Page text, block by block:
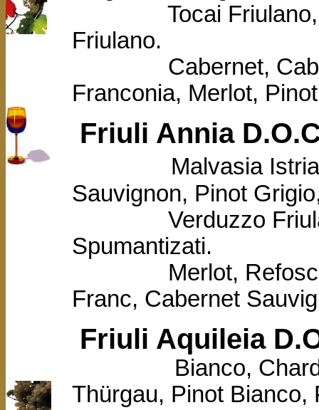
Tocai Friulano,
Friulano.
Cabernet,
Franconia, Merlot,
Friuli Annia
Malvasia
Sauvignon, Pinot
Verduzzo
Spumantizati.
Merlot, Refosco
Franc, Cabernet
Friuli Aquileia
Bianco,
Thürgau, Pinot Bianco,